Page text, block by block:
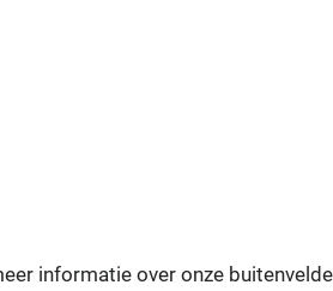
informatie over onze